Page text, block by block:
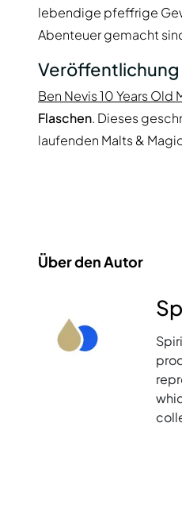
lebendige pfeffrige
Abenteuer gemacht
Ben Nevis 10 Years Old
Flaschen. Dieses
laufenden Malts &
Über den Autor